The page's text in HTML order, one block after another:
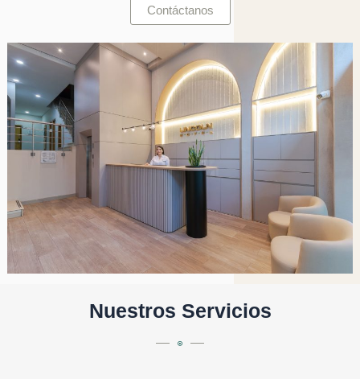
Contáctanos
Nuestros Servicios